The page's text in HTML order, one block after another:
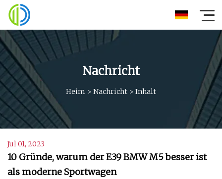
Nachricht
Heim > Nachricht > Inhalt
Jul 01, 2023
10 Gründe, warum der E39 BMW M5 besser ist
als moderne Sportwagen